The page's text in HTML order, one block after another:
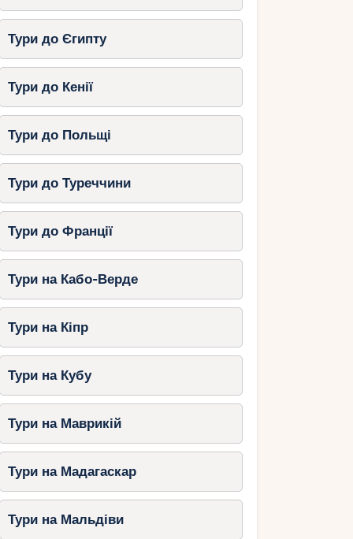
Тури до Єгипту
Тури до Кенії
Тури до Польщі
Тури до Туреччини
Тури до Франції
Тури на Кабо-Верде
Тури на Кіпр
Тури на Кубу
Тури на Маврикій
Тури на Мадагаскар
Тури на Мальдіви